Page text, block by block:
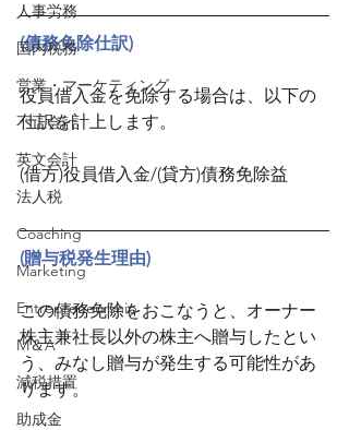
人事労務
国内税務
営業・マーケティング
不正会計
英文会計
法人税
Coaching
Marketing
Entrepreneurship
M＆A
減税措置
助成金
(債務免除仕訳)
役員借入金を免除する場合は、以下の
仕訳を計上します。
(借方)役員借入金/(貸方)債務免除益
(贈与税発生理由)
この債務免除をおこなうと、オーナー
株主兼社長以外の株主へ贈与したとい
う、みなし贈与が発生する可能性があ
ります。